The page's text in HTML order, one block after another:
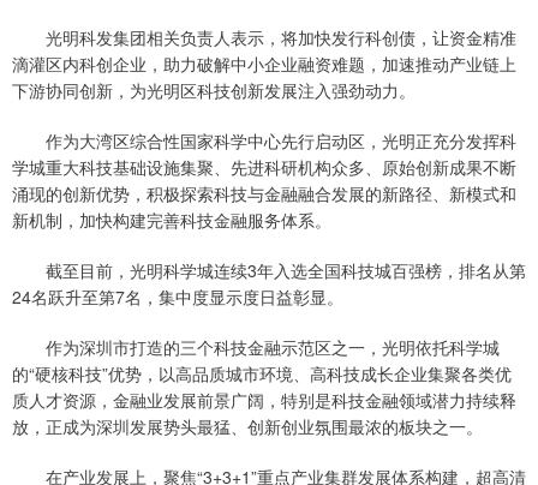
光明科发集团相关负责人表示，将加快发行科创债，让资金精准
滴灌区内科创企业，助力破解中小企业融资难题，加速推动产业链上
下游协同创新，为光明区科技创新发展注入强劲动力。
作为大湾区综合性国家科学中心先行启动区，光明正充分发挥科
学城重大科技基础设施集聚、先进科研机构众多、原始创新成果不断
涌现的创新优势，积极探索科技与金融融合发展的新路径、新模式和
新机制，加快构建完善科技金融服务体系。
截至目前，光明科学城连续3年入选全国科技城百强榜，排名从第
24名跃升至第7名，集中度显示度日益彰显。
作为深圳市打造的三个科技金融示范区之一，光明依托科学城
的“硬核科技”优势，以高品质城市环境、高科技成长企业集聚各类优
质人才资源，金融业发展前景广阔，特别是科技金融领域潜力持续释
放，正成为深圳发展势头最猛、创新创业氛围最浓的板块之一。
在产业发展上，聚焦“3+3+1”重点产业集群发展体系构建，超高清